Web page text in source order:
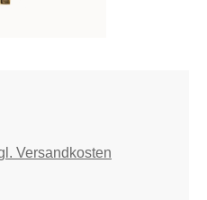
Versandkosten